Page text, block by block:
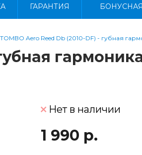
ГАРАНТИЯ
TOMBO Aero Reed Db (2010-DF) - губная
Нет в наличии
1 990 р.